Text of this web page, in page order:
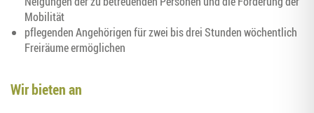
Mobilität
pfle­gen­den Ange­hö­ri­gen für zwei bis drei Stun­den wöchent­lich
Frei­räu­me ermöglichen
Wir bie­ten an